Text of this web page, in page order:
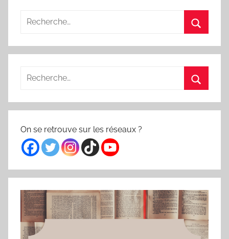
Recherche
:
Recherche
:
On se retrouve sur les réseaux ?